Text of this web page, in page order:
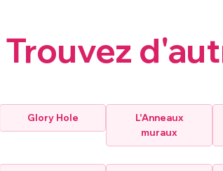
Trouvez
Glory Hole
L'Anneaux
muraux